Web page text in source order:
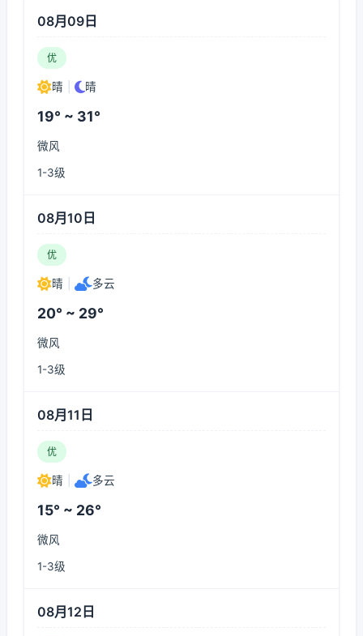
08月09日
优
晴 晴
19° ~ 31°
微风
1-3级
08月10日
优
晴 多云
20° ~ 29°
微风
1-3级
08月11日
优
晴 多云
15° ~ 26°
微风
1-3级
08月12日